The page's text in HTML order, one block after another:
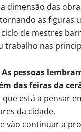
dimensão das
as figuras
de mestres
trabalho nas
pessoas
das feiras da
está a pensar
da cidade.
vão continuar a